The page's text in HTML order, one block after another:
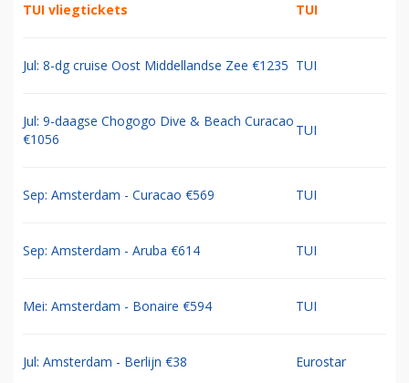
TUI vliegtickets TUI
Jul: 8-dg cruise Oost Middellandse Zee €1235 TUI
Jul: 9-daagse Chogogo Dive & Beach Curacao
€1056
TUI
Sep: Amsterdam - Curacao €569 TUI
Sep: Amsterdam - Aruba €614 TUI
Mei: Amsterdam - Bonaire €594 TUI
Jul: Amsterdam - Berlijn €38 Eurostar